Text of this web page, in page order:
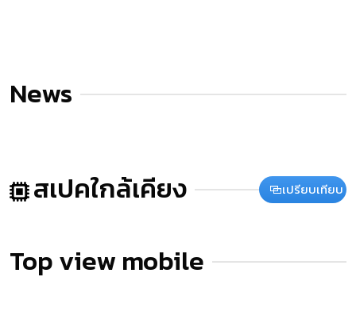
News
สเปคใกล้เคียง เปรียบเทียบ
Top view mobile